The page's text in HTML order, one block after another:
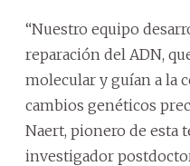
“Nuestro equipo
reparación del ADN,
molecular y guían a la
cambios genéticos
Naert, pionero de esta
investigador